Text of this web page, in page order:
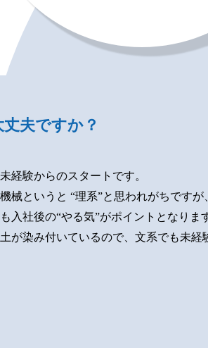
夫ですか？
経験からのスタートです。
械というと “理系”と思われがちです
入社後の“やる気”がポイントとなりま
が染み付いているので、文系でも未経